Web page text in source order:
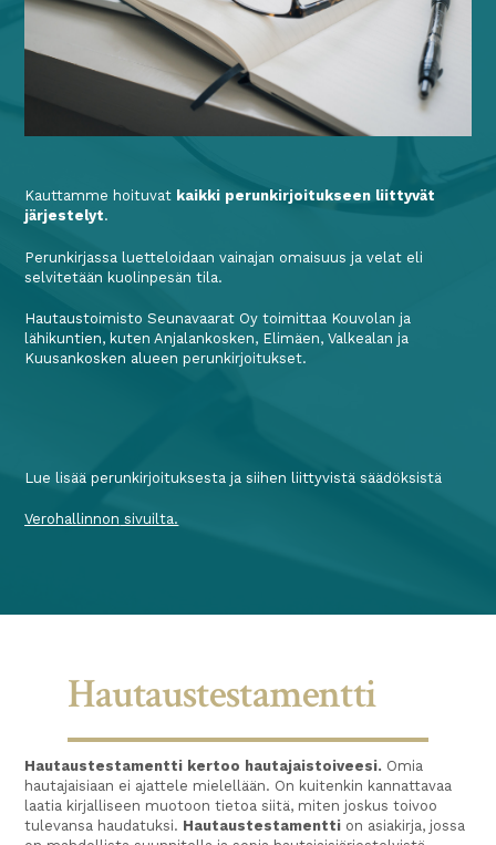
Kauttamme hoituvat kaikki perunkirjoitukseen liittyvät
järjestelyt.
Perunkirjassa luetteloidaan vainajan omaisuus ja velat eli
selvitetään kuolinpesän tila.
Hautaustoimisto Seunavaarat Oy toimittaa Kouvolan ja
lähikuntien, kuten Anjalankosken, Elimäen, Valkealan ja
Kuusankosken alueen perunkirjoitukset.
Lue lisää perunkirjoituksesta ja siihen liittyvistä säädöksistä
Verohallinnon sivuilta.
Hautaustestamentti
Hautaustestamentti kertoo hautajaistoiveesi. Omia
hautajaisiaan ei ajattele mielellään. On kuitenkin kannattavaa
laatia kirjalliseen muotoon tietoa siitä, miten joskus toivoo
tulevansa haudatuksi. Hautaustestamentti on asiakirja, jossa